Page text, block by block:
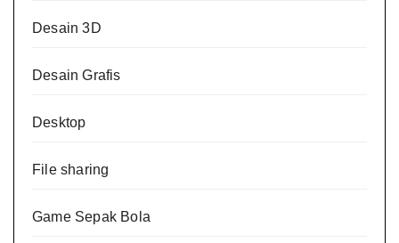
Desain 3D
Desain Grafis
Desktop
File sharing
Game Sepak Bola